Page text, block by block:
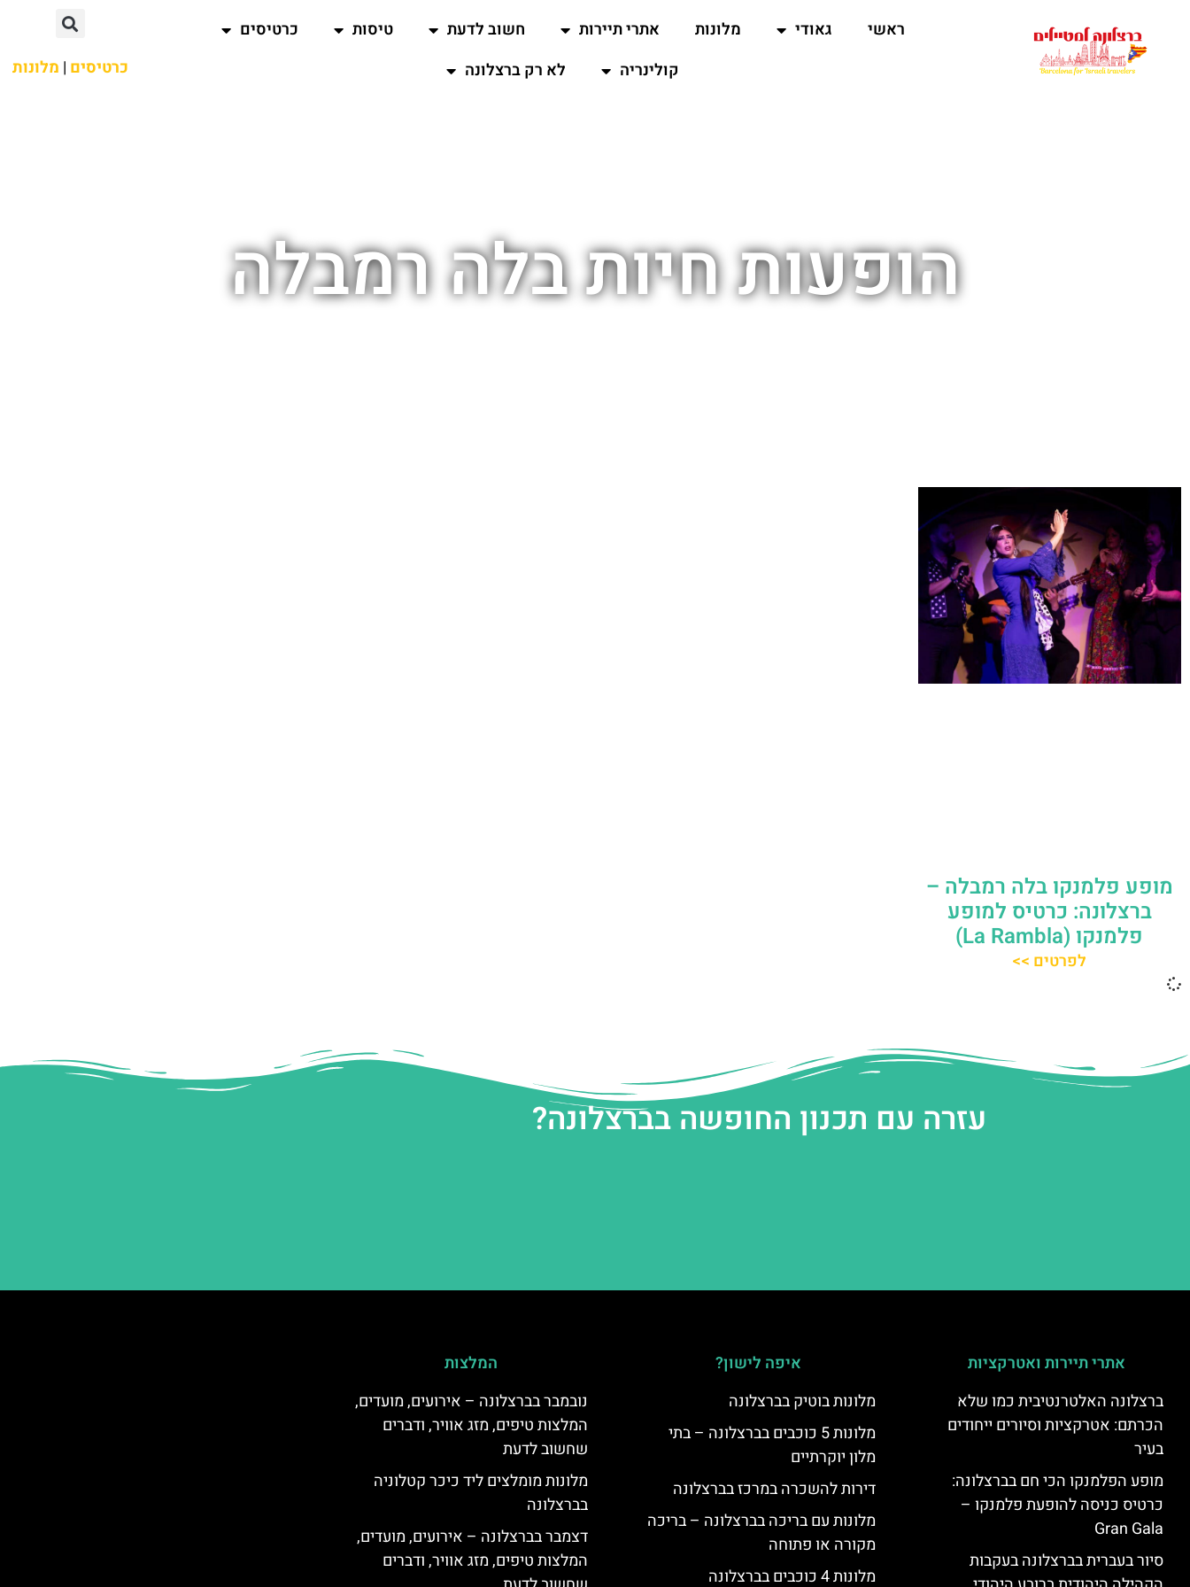
ראשי גאודי מלונות אתרי תיירות חשוב לדעת טיסות
כרטיסים
קולינריה
לא רק ברצלונה כרטיסים | מלונות
הופעות חיות בלה רמבלה
מופע פלמנקו בלה רמבלה –
ברצלונה: כרטיס למופע
פלמנקו (La Rambla)
לפרטים >>
עזרה עם תכנון החופשה בברצלונה?
אתרי תיירות ואטרקציות
ברצלונה האלטרנטיבית כמו שלא
הכרתם: אטרקציות וסיורים ייחודים
בעיר
מופע הפלמנקו הכי חם בברצלונה:
כרטיס כניסה להופעת פלמנקו –
Gran Gala
סיור בעברית בברצלונה בעקבות
איפה לישון?
מלונות בוטיק בברצלונה
מלונות 5 כוכבים בברצלונה – בתי
מלון יוקרתיים
דירות להשכרה במרכז בברצלונה
מלונות עם בריכה בברצלונה – בריכה
מקורה או פתוחה
מלונות 4 כוכבים בברצלונה
המלצות
נובמבר בברצלונה – אירועים, מועדים,
המלצות טיפים, מזג אוויר, ודברים
שחשוב לדעת
מלונות מומלצים ליד כיכר קטלוניה
בברצלונה
דצמבר בברצלונה – אירועים, מועדים,
המלצות טיפים, מזג אוויר, ודברים